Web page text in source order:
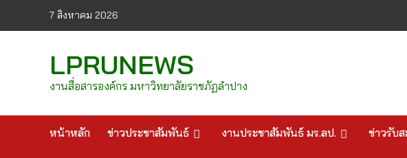
7 สิงหาคม 2026
LPRUNEWS
งานสื่อสารองค์กร มหาวิทยาลัยราชภัฏลำปาง
หน้าหลัก ข่าวประชาสัมพันธ์ งานประชาสัมพันธ์ มร.ลป. ข่าวรับ